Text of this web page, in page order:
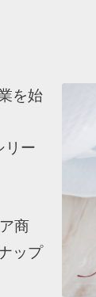
を始
リー
商
ップ